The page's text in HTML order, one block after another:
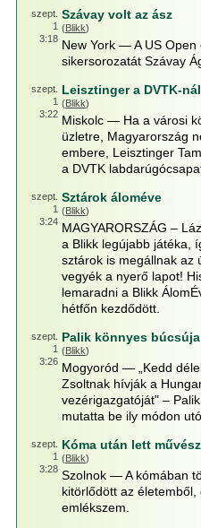
szept.
1
3:18
Szávay volt az ász
(Blikk)
New York — A US
sikersorozatát Szávay
szept.
1
3:22
Leisztinger a DVTK-nál
(Blikk)
Miskolc — Ha a városi
üzletre, Magyarország
embere, Leisztinger
a DVTK
szept.
1
3:24
Sztárok áloméve
(Blikk)
MAGYARORSZÁG ‒
a Blikk legújabb játéka,
sztárok is megállnak az
vegyék a nyerő lapot!
lemaradni a Blikk
hétfőn kezdődött.
szept.
1
3:26
Palik könnyes búcsúja
(Blikk)
Mogyoród — „Kedd
Zsoltnak hívják a
vezérigazgatóját" –
mutatta be ily módon
szept.
1
3:28
Kóma után lett
(Blikk)
Szolnok — A kómában
kitörlődött az
emlékszem.